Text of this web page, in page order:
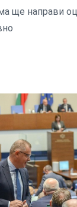
ще направи